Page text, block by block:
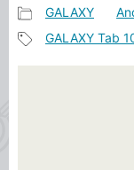
事
カ
GALAXY
GALAXY Tab